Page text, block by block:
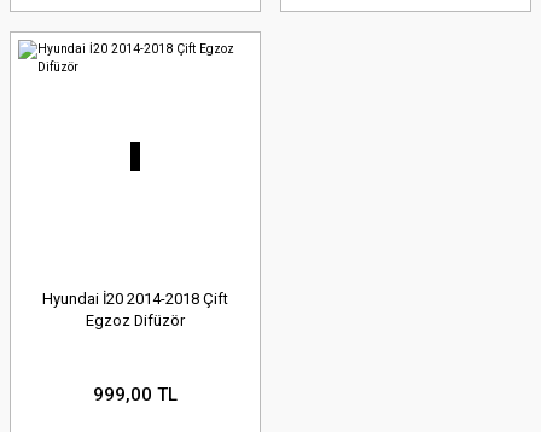
Hyundai İ20 2014-2018 Çift
Egzoz Difüzör
999,00 TL